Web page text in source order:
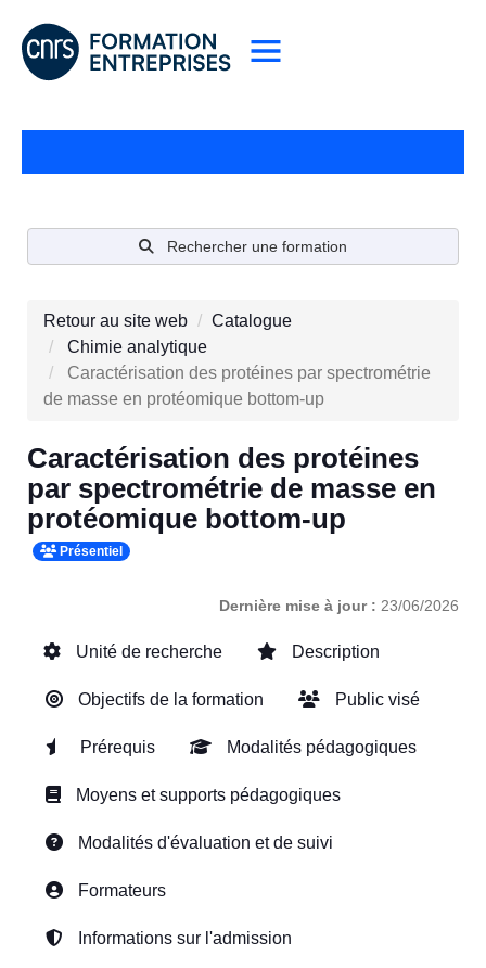
Rechercher une formation
Retour au site web
Catalogue
Chimie analytique
Caractérisation des protéines par spectrométrie
de masse en protéomique bottom-up
Caractérisation des protéines
par spectrométrie de masse en
protéomique bottom-up
Présentiel
Dernière mise à jour : 23/06/2026
Unité de recherche Description
Objectifs de la formation Public visé
Prérequis Modalités pédagogiques
Moyens et supports pédagogiques
Modalités d'évaluation et de suivi
Formateurs
Informations sur l'admission